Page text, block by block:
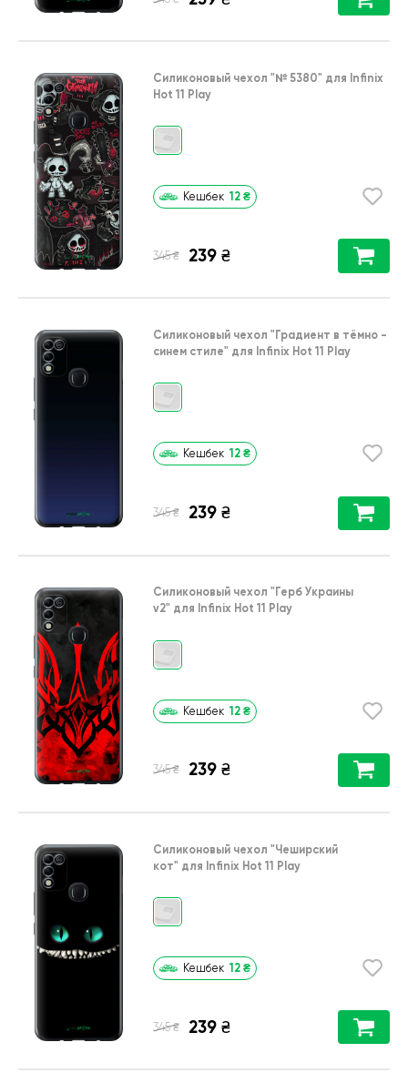
Силиконовый чехол "№ 5380" для Infinix
Hot 11 Play
Кешбек 12 ₴
345 ₴ 239 ₴
Силиконовый чехол "Градиент в тёмно -
синем стиле" для Infinix Hot 11 Play
Кешбек 12 ₴
345 ₴ 239 ₴
Силиконовый чехол "Герб Украины
v2" для Infinix Hot 11 Play
Кешбек 12 ₴
345 ₴ 239 ₴
Силиконовый чехол "Чеширский
кот" для Infinix Hot 11 Play
Кешбек 12 ₴
345 ₴ 239 ₴